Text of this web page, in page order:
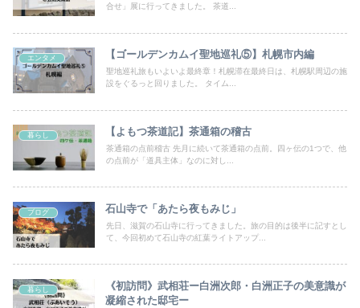
合せ」展に行ってきました。 茶道...
エンタメ 【ゴールデンカムイ聖地巡礼⑤】札幌市内編
聖地巡礼旅もいよいよ最終章！札幌滞在最終日は、札幌駅周辺の施
設をぐるっと回りました。 タイム...
暮らし 【よもつ茶道記】茶通箱の稽古
茶通箱の点前稽古 先月に続いて茶通箱の点前。四ヶ伝の1つで、他
の点前が「道具主体」なのに対し...
ブログ 石山寺で「あたら夜もみじ」
先日、滋賀の石山寺に行ってきました。旅の目的は後半に記すとし
て、今回初めて石山寺の紅葉ライトアップ...
暮らし
《初訪問》武相荘ー白洲次郎・白洲正子の美意識が
凝縮された邸宅ー